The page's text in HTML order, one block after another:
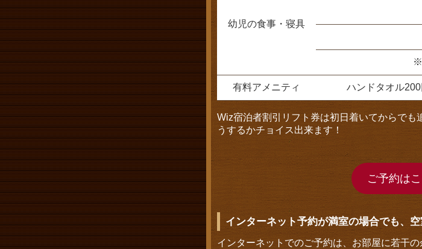
幼児の食事・寝具
※
有料アメニティ ハンドタオル
Wiz宿泊者割引リフト券は初日着いてからで
うするかチョイス出来ます！
ご予約は
インターネット予約が満室の場合でも、
インターネットでのご予約は、お部屋に若干